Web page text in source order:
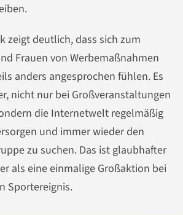
zeigt deutlich, dass sich zum
Frauen von Werbemaßnahmen
anders angesprochen fühlen. Es
nicht nur bei Großveranstaltungen
die Internetwelt regelmäßig
und immer wieder den
zu suchen. Das ist glaubhafter
als eine einmalige Großaktion bei
Sportereignis.